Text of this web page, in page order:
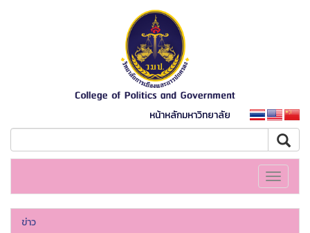
หน้าหลักมหาวิทยาลัย
Toggle
ข่าว